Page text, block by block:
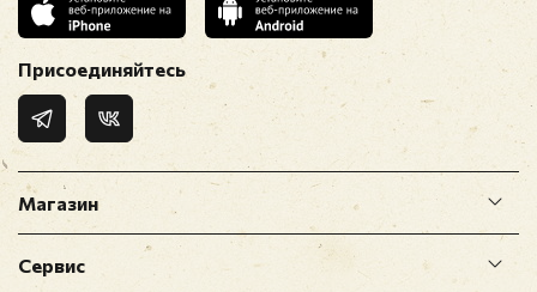
Магазин
Сервис
Присоединяйтесь